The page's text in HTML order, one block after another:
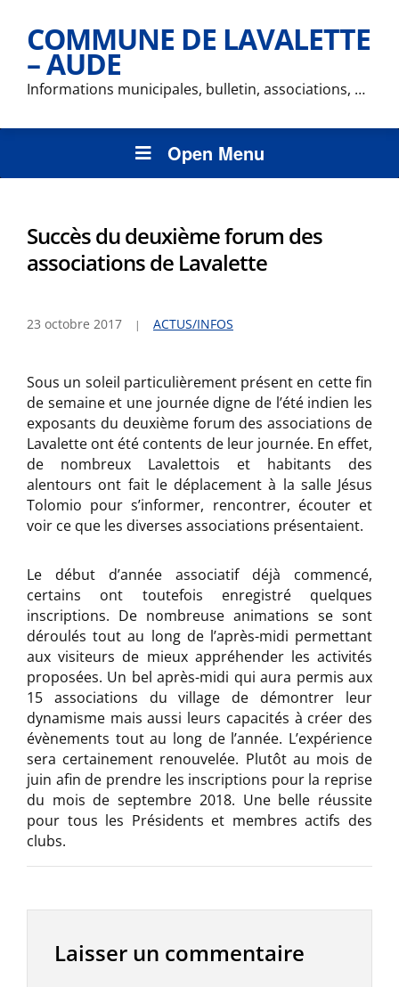
COMMUNE DE LAVALETTE
– AUDE
Informations municipales, bulletin, associations, …
Open Menu
Succès du deuxième forum des
associations de Lavalette
23 octobre 2017 ACTUS/INFOS
Sous un soleil particulièrement présent en cette fin
de semaine et une journée digne de l’été indien les
exposants du deuxième forum des associations de
Lavalette ont été contents de leur journée. En effet,
de nombreux Lavalettois et habitants des
alentours ont fait le déplacement à la salle Jésus
Tolomio pour s’informer, rencontrer, écouter et
voir ce que les diverses associations présentaient.
Le début d’année associatif déjà commencé,
certains ont toutefois enregistré quelques
inscriptions. De nombreuse animations se sont
déroulés tout au long de l’après-midi permettant
aux visiteurs de mieux appréhender les activités
proposées. Un bel après-midi qui aura permis aux
15 associations du village de démontrer leur
dynamisme mais aussi leurs capacités à créer des
évènements tout au long de l’année. L’expérience
sera certainement renouvelée. Plutôt au mois de
juin afin de prendre les inscriptions pour la reprise
du mois de septembre 2018. Une belle réussite
pour tous les Présidents et membres actifs des
clubs.
Laisser un commentaire